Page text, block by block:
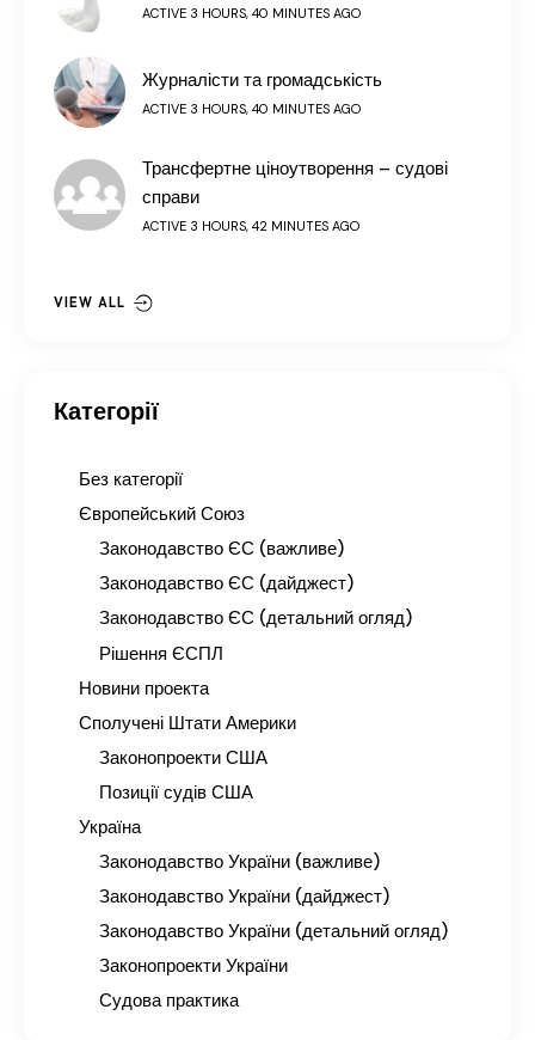
ACTIVE 3 HOURS, 40 MINUTES AGO
Журналісти та громадськість
ACTIVE 3 HOURS, 40 MINUTES AGO
Трансфертне ціноутворення – судові
справи
ACTIVE 3 HOURS, 42 MINUTES AGO
VIEW ALL
Категорії
Без категорії
Європейський Союз
Законодавство ЄС (важливе)
Законодавство ЄС (дайджест)
Законодавство ЄС (детальний огляд)
Рішення ЄСПЛ
Новини проекта
Сполучені Штати Америки
Законопроекти США
Позиції судів США
Україна
Законодавство України (важливе)
Законодавство України (дайджест)
Законодавство України (детальний огляд)
Законопроекти України
Судова практика